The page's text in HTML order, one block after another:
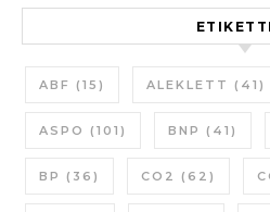
ABF (15) ALEKLETT (41)
ASPO (101) BNP (41)
BP (36) CO2 (62)